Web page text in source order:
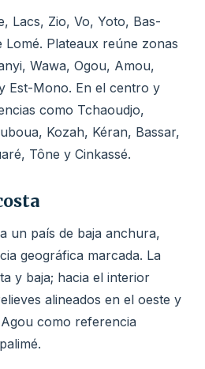
Lacs, Zio, Vo, Yoto, Bas-
Plateaux reúne zonas
Wawa, Ogou, Amou,
Est-Mono. En el centro y
como Tchaoudjo,
Kozah, Kéran, Bassar,
Tône y Cinkassé.
un país de baja anchura,
geográfica marcada. La
y baja; hacia el interior
alineados en el oeste y
como referencia